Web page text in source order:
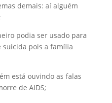
demais: aí alguém
podia ser usado para
suicida pois a família
está ouvindo as falas
de AIDS;